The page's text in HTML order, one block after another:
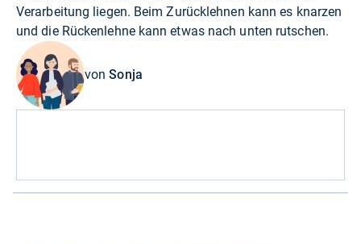
Verarbeitung liegen. Beim Zurücklehnen kann es knarzen
und die Rückenlehne kann etwas nach unten rutschen.
vonSonja